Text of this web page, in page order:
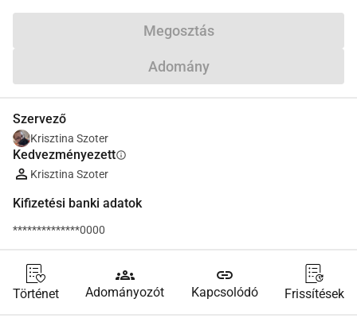
Megosztás
Adomány
Szervező
Krisztina Szoter
Kedvezményezettinfo
Krisztina Szoter
Kifizetési banki adatok
**************0000
Történet
groups
Adományozót
link
Kapcsolódó Frissítések